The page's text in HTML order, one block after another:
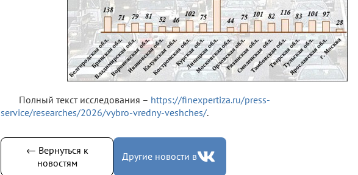
Полный текст исследования – https://finexpertiza.ru/press-
service/researches/2026/vybro-vredny-veshches/.
← Вернуться к
новостям
Другие новости в